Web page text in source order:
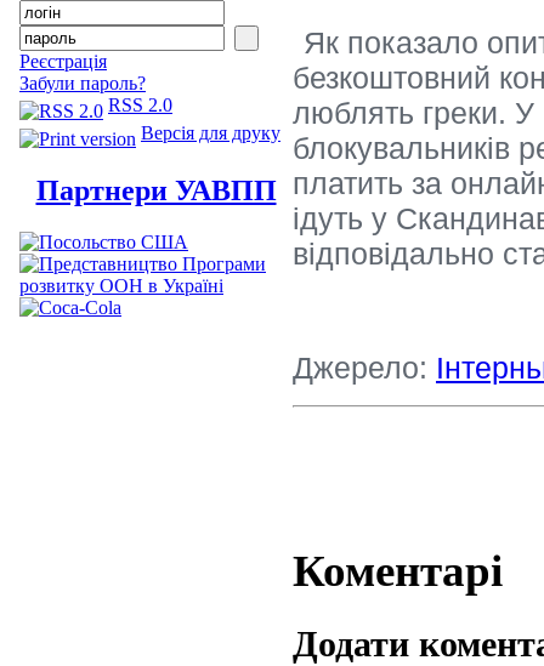
Реєстрація
Забули пароль?
RSS 2.0
Версія для друку
Партнери УАВПП
Як показало
безкоштовний
люблять греки. У
блокувальників
платить за
ідуть у
відповідально
Джерело:
Коментарі
Додати